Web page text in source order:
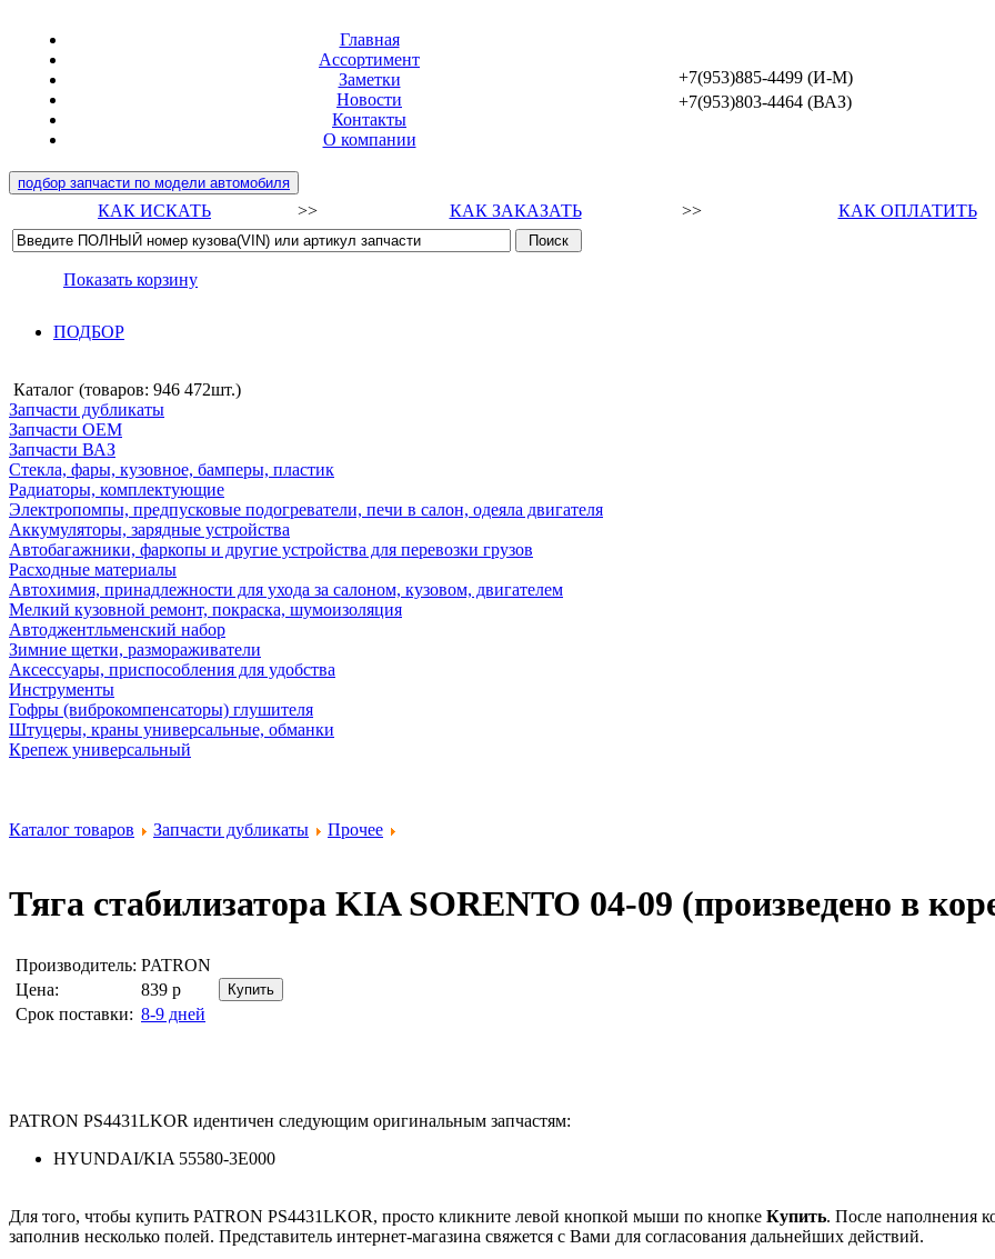
Главная
Ассортимент
Заметки
Новости
Контакты
О компании
+7(953)885-4499 (И-М)
+7(953)803-4464 (ВАЗ)
подбор запчасти по модели автомобиля
КАК ИСКАТЬ >> КАК ЗАКАЗАТЬ >> КАК ОПЛАТИТЬ
Показать корзину
ПОДБОР
Каталог (товаров: 946 472шт.)
Запчасти дубликаты
Запчасти ОЕМ
Запчасти ВАЗ
Стекла, фары, кузовное, бамперы, пластик
Радиаторы, комплектующие
Электропомпы, предпусковые подогреватели, печи в салон, одеяла двигателя
Аккумуляторы, зарядные устройства
Автобагажники, фаркопы и другие устройства для перевозки грузов
Расходные материалы
Автохимия, принадлежности для ухода за салоном, кузовом, двигателем
Мелкий кузовной ремонт, покраска, шумоизоляция
Автоджентльменский набор
Зимние щетки, размораживатели
Аксессуары, приспособления для удобства
Инструменты
Гофры (виброкомпенсаторы) глушителя
Штуцеры, краны универсальные, обманки
Крепеж универсальный
Каталог товаров Запчасти дубликаты Прочее
Тяга стабилизатора KIA SORENTO 04-09 (произведено в
Производитель: PATRON
Цена:
839 р
Срок поставки: 8-9 дней
PATRON PS4431LKOR идентичен следующим оригинальным запчастям:
HYUNDAI/KIA 55580-3E000
Для того, чтобы купить PATRON PS4431LKOR, просто кликните левой кнопкой мыши по кнопке Купить. После наполнения
заполнив несколько полей. Представитель интернет-магазина свяжется с Вами для согласования дальнейших действий.